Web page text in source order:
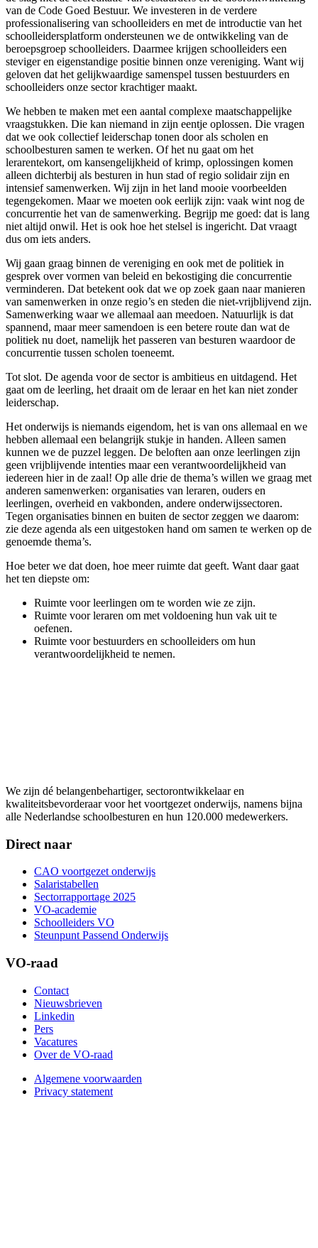
van de Code Goed Bestuur. We investeren in de verdere
professionalisering van schoolleiders en met de introductie van het
schoolleidersplatform ondersteunen we de ontwikkeling van de
beroepsgroep schoolleiders. Daarmee krijgen schoolleiders een
steviger en eigenstandige positie binnen onze vereniging. Want wij
geloven dat het gelijkwaardige samenspel tussen bestuurders en
schoolleiders onze sector krachtiger maakt.
We hebben te maken met een aantal complexe maatschappelijke
vraagstukken. Die kan niemand in zijn eentje oplossen. Die vragen
dat we ook collectief leiderschap tonen door als scholen en
schoolbesturen samen te werken. Of het nu gaat om het
lerarentekort, om kansengelijkheid of krimp, oplossingen komen
alleen dichterbij als besturen in hun stad of regio solidair zijn en
intensief samenwerken. Wij zijn in het land mooie voorbeelden
tegengekomen. Maar we moeten ook eerlijk zijn: vaak wint nog de
concurrentie het van de samenwerking. Begrijp me goed: dat is lang
niet altijd onwil. Het is ook hoe het stelsel is ingericht. Dat vraagt
dus om iets anders.
Wij gaan graag binnen de vereniging en ook met de politiek in
gesprek over vormen van beleid en bekostiging die concurrentie
verminderen. Dat betekent ook dat we op zoek gaan naar manieren
van samenwerken in onze regio’s en steden die niet-vrijblijvend zijn.
Samenwerking waar we allemaal aan meedoen. Natuurlijk is dat
spannend, maar meer samendoen is een betere route dan wat de
politiek nu doet, namelijk het passeren van besturen waardoor de
concurrentie tussen scholen toeneemt.
Tot slot. De agenda voor de sector is ambitieus en uitdagend. Het
gaat om de leerling, het draait om de leraar en het kan niet zonder
leiderschap.
Het onderwijs is niemands eigendom, het is van ons allemaal en we
hebben allemaal een belangrijk stukje in handen. Alleen samen
kunnen we de puzzel leggen. De beloften aan onze leerlingen zijn
geen vrijblijvende intenties maar een verantwoordelijkheid van
iedereen hier in de zaal! Op alle drie de thema’s willen we graag met
anderen samenwerken: organisaties van leraren, ouders en
leerlingen, overheid en vakbonden, andere onderwijssectoren.
Tegen organisaties binnen en buiten de sector zeggen we daarom:
zie deze agenda als een uitgestoken hand om samen te werken op de
genoemde thema’s.
Hoe beter we dat doen, hoe meer ruimte dat geeft. Want daar gaat
het ten diepste om:
Ruimte voor leerlingen om te worden wie ze zijn.
Ruimte voor leraren om met voldoening hun vak uit te
oefenen.
Ruimte voor bestuurders en schoolleiders om hun
verantwoordelijkheid te nemen.
We zijn dé belangenbehartiger, sectorontwikkelaar en
kwaliteitsbevorderaar voor het voortgezet onderwijs, namens bijna
alle Nederlandse schoolbesturen en hun 120.000 medewerkers.
Direct naar
CAO voortgezet onderwijs
Salaristabellen
Sectorrapportage 2025
VO-academie
Schoolleiders VO
Steunpunt Passend Onderwijs
VO-raad
Contact
Nieuwsbrieven
Linkedin
Pers
Vacatures
Over de VO-raad
Algemene voorwaarden
Privacy statement